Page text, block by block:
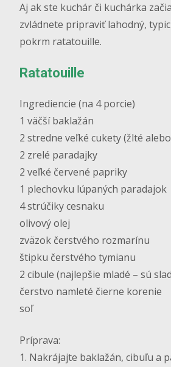
Aj ak ste kuchár či kuchárka
zvládnete pripraviť lahodný,
pokrm ratatouille.
Ratatouille
Ingrediencie (na 4 porcie)
1 väčší baklažán
2 stredne veľké cukety (žlté
2 zrelé paradajky
2 veľké červené papriky
1 plechovku lúpaných paradajok
4 strúčiky cesnaku
olivový olej
zväzok čerstvého rozmarínu
štipku čerstvého tymianu
2 cibule (najlepšie mladé – sú
čerstvo namleté čierne korenie
soľ
Príprava:
1. Nakrájajte baklažán, cibuľu a